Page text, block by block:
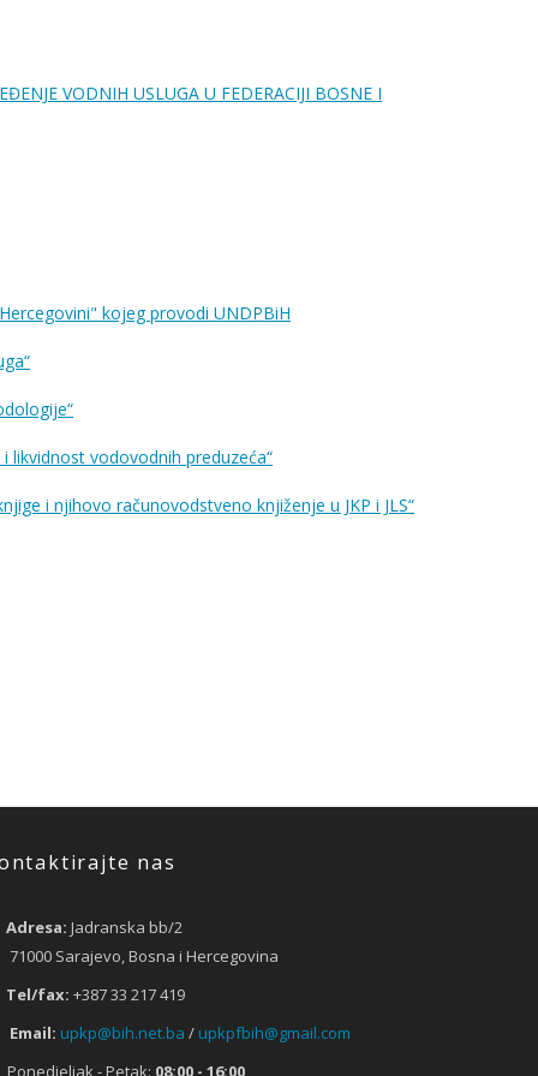
VODNIH USLUGA U FEDERACIJI BOSNE I
kojeg provodi UNDPBiH
likvidnost vodovodnih preduzeća“
i njihovo računovodstveno knjiženje u JKP i JLS“
nas
Adresa: Jadranska bb/2
71000 Sarajevo, Bosna i Hercegovina
Tel/fax: +387 33 217 419
Email: upkp@bih.net.ba / upkpfbih@gmail.com
Ponedjeljak - Petak: 08:00 - 16:00